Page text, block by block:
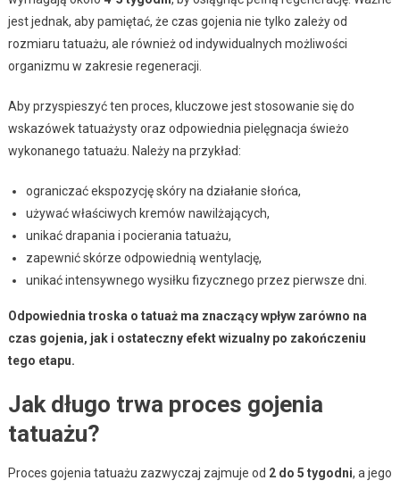
jest jednak, aby pamiętać, że czas gojenia nie tylko zależy od
rozmiaru tatuażu, ale również od indywidualnych możliwości
organizmu w zakresie regeneracji.
Aby przyspieszyć ten proces, kluczowe jest stosowanie się do
wskazówek tatuażysty oraz odpowiednia pielęgnacja świeżo
wykonanego tatuażu. Należy na przykład:
ograniczać ekspozycję skóry na działanie słońca,
używać właściwych kremów nawilżających,
unikać drapania i pocierania tatuażu,
zapewnić skórze odpowiednią wentylację,
unikać intensywnego wysiłku fizycznego przez pierwsze dni.
Odpowiednia troska o tatuaż ma znaczący wpływ zarówno na
czas gojenia, jak i ostateczny efekt wizualny po zakończeniu
tego etapu.
Jak długo trwa proces gojenia
tatuażu?
Proces gojenia tatuażu zazwyczaj zajmuje od 2 do 5 tygodni, a jego